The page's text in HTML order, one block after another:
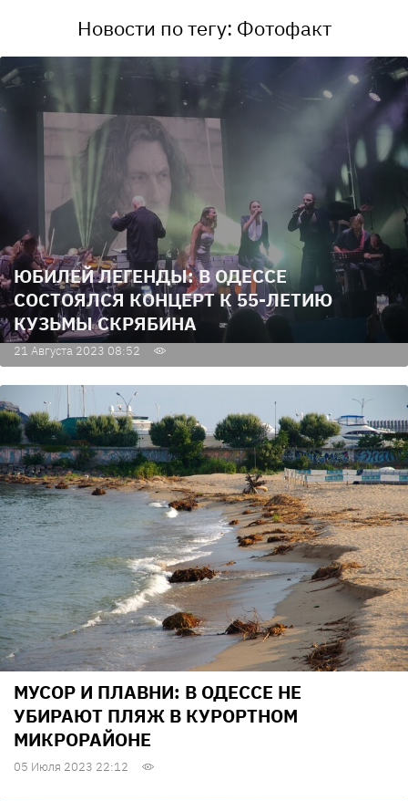
Новости по тегу: Фотофакт
ЮБИЛЕЙ ЛЕГЕНДЫ: В ОДЕССЕ
СОСТОЯЛСЯ КОНЦЕРТ К 55-ЛЕТИЮ
КУЗЬМЫ СКРЯБИНА
21 Августа 2023 08:52
МУСОР И ПЛАВНИ: В ОДЕССЕ НЕ
УБИРАЮТ ПЛЯЖ В КУРОРТНОМ
МИКРОРАЙОНЕ
05 Июля 2023 22:12